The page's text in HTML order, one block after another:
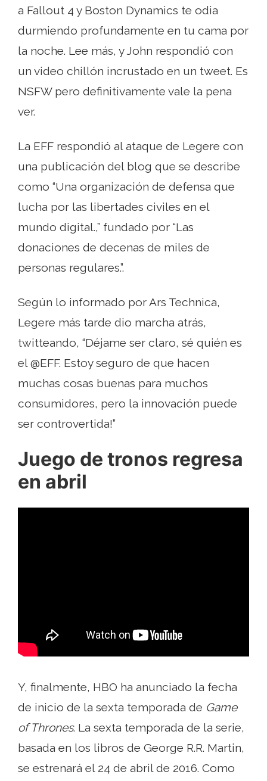
a Fallout 4 y Boston Dynamics te odia
durmiendo profundamente en tu cama por
la noche. Lee más, y John respondió con
un video chillón incrustado en un tweet. Es
NSFW pero definitivamente vale la pena
ver.
La EFF respondió al ataque de Legere con
una publicación del blog que se describe
como “Una organización de defensa que
lucha por las libertades civiles en el
mundo digital.,” fundado por “Las
donaciones de decenas de miles de
personas regulares.”.
Según lo informado por Ars Technica,
Legere más tarde dio marcha atrás,
twitteando, “Déjame ser claro, sé quién es
el @EFF. Estoy seguro de que hacen
muchas cosas buenas para muchos
consumidores, pero la innovación puede
ser controvertida!”
Juego de tronos regresa
en abril
Y, finalmente, HBO ha anunciado la fecha
de inicio de la sexta temporada de Game
of Thrones. La sexta temporada de la serie,
basada en los libros de George R.R. Martin,
se estrenará el 24 de abril de 2016. Como